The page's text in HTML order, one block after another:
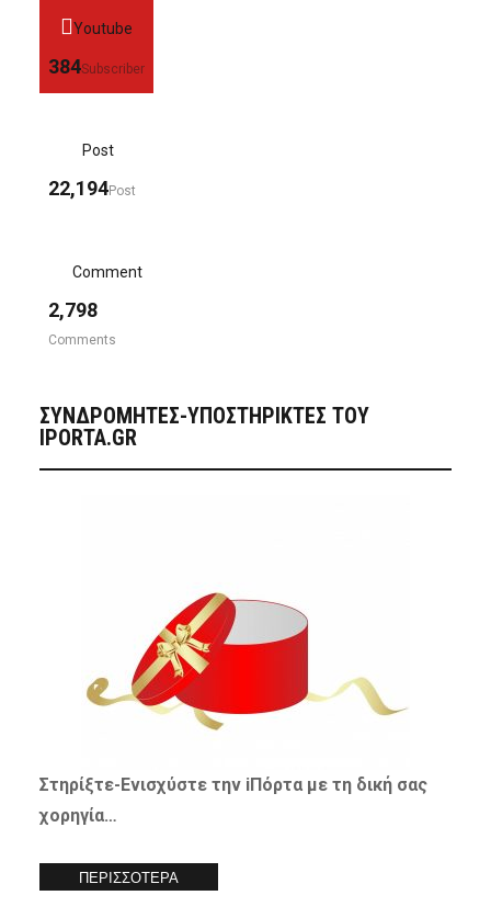
Youtube
384Subscriber
Post
22,194Post
Comment
2,798
Comments
ΣΥΝΔΡΟΜΗΤΈΣ-ΥΠΟΣΤΗΡΙΚΤΈΣ ΤΟΥ
IPORTA.GR
Στηρίξτε-Ενισχύστετην iΠόρτα με τη δική σας
χορηγία…
ΠΕΡΙΣΣΟΤΕΡΑ